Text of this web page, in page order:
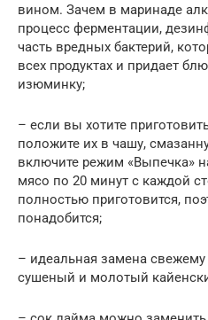
вином. Зачем в маринаде
процесс ферментации,
часть вредных бактерий,
всех продуктах и придает
изюминку;
– если вы хотите
положите их в чашу,
включите режим «Выпечка»
мясо по 20 минут с каждой
полностью приготовится,
понадобится;
– идеальная замена
сушеный и молотый